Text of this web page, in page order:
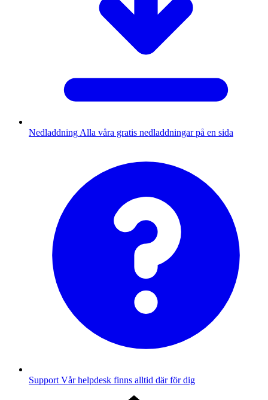
Nedladdning Alla våra gratis nedladdningar på en sida
Support Vår helpdesk finns alltid där för dig